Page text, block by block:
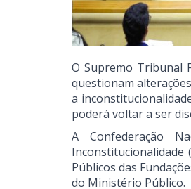
O Supremo Tribunal
questionam
a
poderá voltar a ser
A Confederação
Inconstitucionalidade
Públicos das
do Ministério Público.